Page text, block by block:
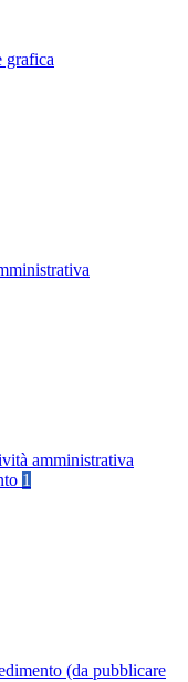
grafica
amministrativa
1
(da pubblicare